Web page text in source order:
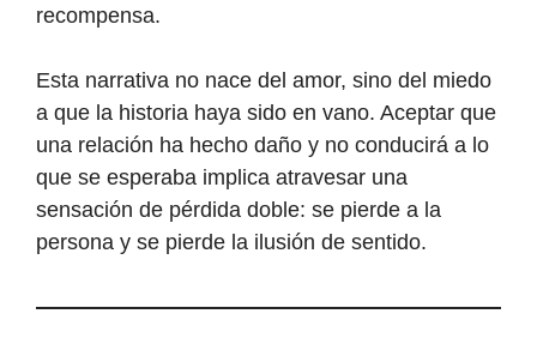
recompensa.
Esta narrativa no nace del amor, sino del miedo
a que la historia haya sido en vano. Aceptar que
una relación ha hecho daño y no conducirá a lo
que se esperaba implica atravesar una
sensación de pérdida doble: se pierde a la
persona y se pierde la ilusión de sentido.